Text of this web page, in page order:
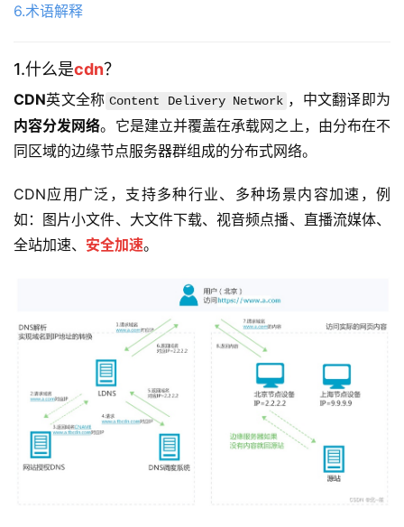
6.术语解释
1.什么是cdn？
CDN英文全称 Content Delivery Network ，中文翻译即为
内容分发网络。它是建立并覆盖在承载网之上，由分布在不
同区域的边缘节点服务器群组成的分布式网络。
CDN应用广泛，支持多种行业、多种场景内容加速，例
如：图片小文件、大文件下载、视音频点播、直播流媒体、
全站加速、 安全加速。